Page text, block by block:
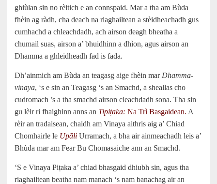
ghiùlan sin no rèitich e an connspaid. Mar a tha am Bùda
fhèin ag ràdh, cha deach na riaghailtean a stèidheachadh gus
cumhachd a chleachdadh, ach airson deagh bheatha a
chumail suas, airson a’ bhuidhinn a dhìon, agus airson an
Dhamma a ghleidheadh fad is fada.
Dh’ainmich am Bùda an teagasg aige fhèin mar Dhamma-
vinaya, ‘s e sin an Teagasg ‘s an Smachd, a sheallas cho
cudromach ’s a tha smachd airson cleachdadh sona. Tha sin
gu lèir ri fhaighinn anns an Tipiṭaka: Na Trì Basgaidean. A
rèir an tradaisean, chaidh am Vinaya aithris aig a’ Chiad
Chomhairle le Upāli Urramach, a bha air ainmeachadh leis a’
Bhùda mar am Fear Bu Chomasaiche ann an Smachd.
‘S e Vinaya Piṭaka a’ chiad bhasgaid dhiubh sin, agus tha
riaghailtean beatha nam manach ‘s nam banachag air an